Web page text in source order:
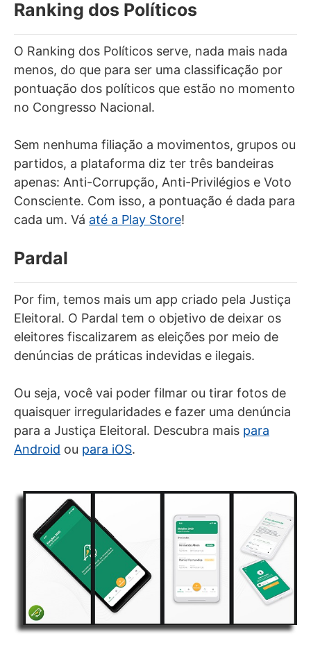
Ranking dos Políticos
O Ranking dos Políticos serve, nada mais nada
menos, do que para ser uma classificação por
pontuação dos políticos que estão no momento
no Congresso Nacional.
Sem nenhuma filiação a movimentos, grupos ou
partidos, a plataforma diz ter três bandeiras
apenas: Anti-Corrupção, Anti-Privilégios e Voto
Consciente. Com isso, a pontuação é dada para
cada um. Vá até a Play Store!
Pardal
Por fim, temos mais um app criado pela Justiça
Eleitoral. O Pardal tem o objetivo de deixar os
eleitores fiscalizarem as eleições por meio de
denúncias de práticas indevidas e ilegais.
Ou seja, você vai poder filmar ou tirar fotos de
quaisquer irregularidades e fazer uma denúncia
para a Justiça Eleitoral. Descubra mais para
Android ou para iOS.